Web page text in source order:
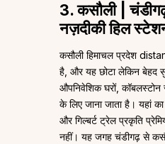
3. कसौली |
नज़दीकी हिल
कसौली हिमाचल प्रदेश
है, और यह छोटा लेकिन बेहद
औपनिवेशिक घरों,
के लिए जाना जाता है। यहां
और गिल्बर्ट ट्रेल प्रकृति
नहीं। यह जगह चंडीगढ़ से